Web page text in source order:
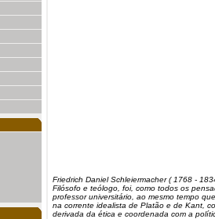
Friedrich Daniel Schleiermacher ( 1768 -
Filósofo e teólogo, foi, como todos os
professor universitário, ao mesmo tempo
na corrente idealista de Platão e de Kant,
derivada da ética e coordenada com a